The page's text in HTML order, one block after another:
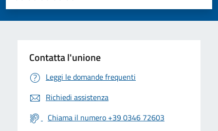
Valuta 5 stelle su 5
Valuta 4 stelle su 5
Valuta 3 stelle su 5
Valuta 2 stelle su 5
Valuta 1 stelle su 5
Contatta l'unione
Leggi le domande frequenti
Richiedi assistenza
Chiama il numero +39 0346 72603